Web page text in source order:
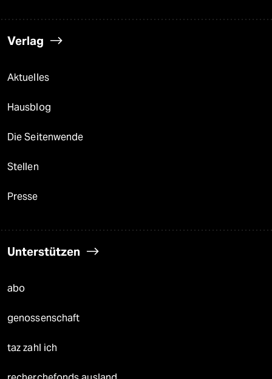
Verlag
Aktuelles
Hausblog
Die Seitenwende
Stellen
Presse
Unterstützen
abo
genossenschaft
taz zahl ich